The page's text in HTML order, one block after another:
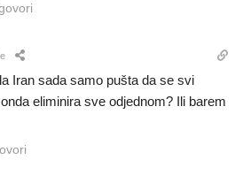
Iran sada samo pušta da se svi
eliminira sve odjednom? Ili barem